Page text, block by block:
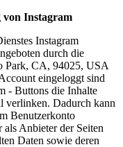
Instagram
Instagram
durch die
Park, CA, 94025, USA
eingeloggt sind
- Buttons die Inhalte
verlinken. Dadurch kann
Benutzerkonto
Anbieter der Seiten
Daten sowie deren